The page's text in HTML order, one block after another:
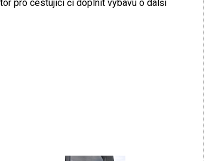
pro cestující či doplnit výbavu o další